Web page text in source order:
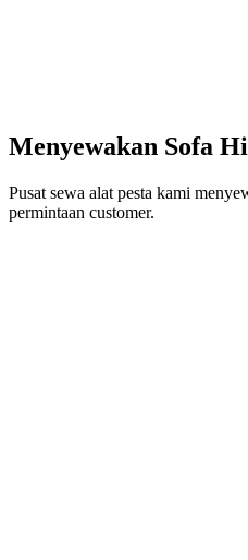
Menyewakan Sofa
Pusat sewa alat pesta kami
permintaan customer.